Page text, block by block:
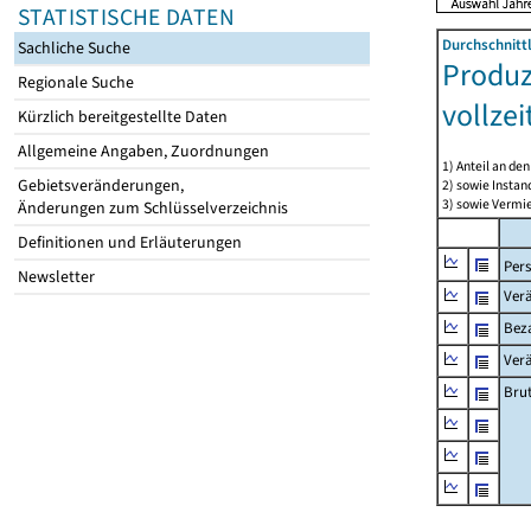
STATISTISCHE DATEN
Sachliche Suche
Regionale Suche
Kürzlich bereitgestellte Daten
Allgemeine Angaben, Zuordnungen
Gebietsveränderungen,
Änderungen zum Schlüsselverzeichnis
Definitionen und Erläuterungen
Newsletter
1) Anteil an
2) sowie
3) sowie